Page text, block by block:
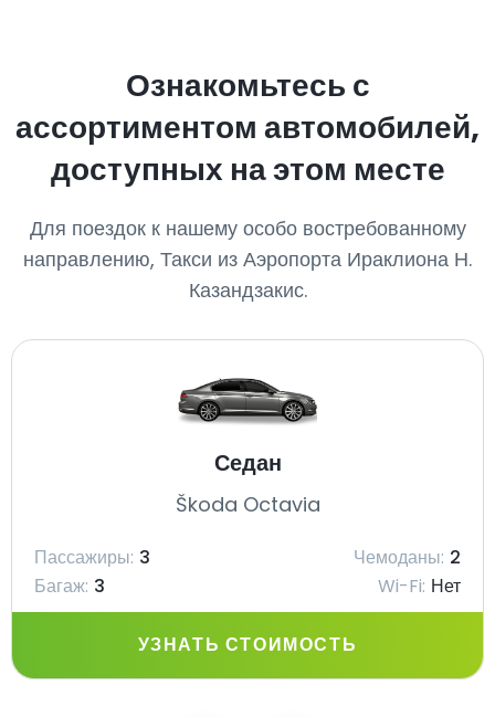
Ознакомьтесь с
ассортиментом автомобилей,
доступных на этом месте
Для поездок к нашему особо востребованному
направлению, Такси из Аэропорта Ираклиона Н.
Казандзакис.
Седан
Škoda Octavia
Пассажиры: 3 Чемоданы: 2
Багаж: 3 Wi-Fi: Нет
УЗНАТЬ СТОИМОСТЬ